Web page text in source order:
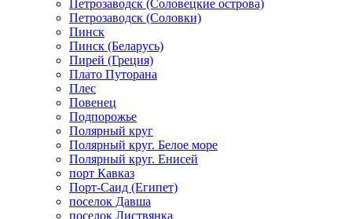
Петрозаводск (Соловецкие острова)
Петрозаводск (Соловки)
Пинск
Пинск (Беларусь)
Пирей (Греция)
Плато Путорана
Плес
Повенец
Подпорожье
Полярный круг
Полярный круг. Белое море
Полярный круг. Енисей
порт Кавказ
Порт-Саид (Египет)
поселок Давша
поселок Листвянка